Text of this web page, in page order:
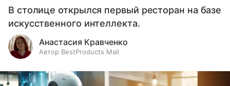
В столице открылся первый ресторан на базе
искусственного интеллекта.
Анастасия Кравченко
Автор BestProducts Mail